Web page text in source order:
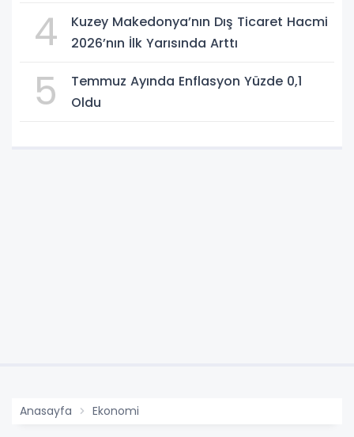
4
Kuzey Makedonya’nın Dış Ticaret Hacmi
2026’nın İlk Yarısında Arttı
5
Temmuz Ayında Enflasyon Yüzde 0,1
Oldu
Anasayfa Ekonomi